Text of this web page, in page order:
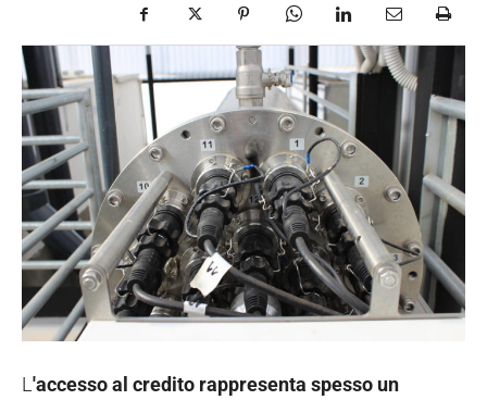
L 'accesso al credito rappresenta spesso un